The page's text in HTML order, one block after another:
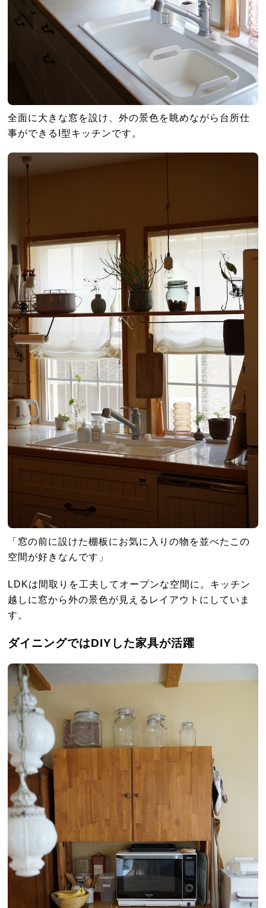
全面に大きな窓を設け、外の景色を眺めながら台所仕
事ができるI型キッチンです。
「窓の前に設けた棚板にお気に入りの物を並べたこの
空間が好きなんです」
LDKは間取りを工夫してオープンな空間に。キッチン
越しに窓から外の景色が見えるレイアウトにしていま
す。
ダイニングではDIYした家具が活躍